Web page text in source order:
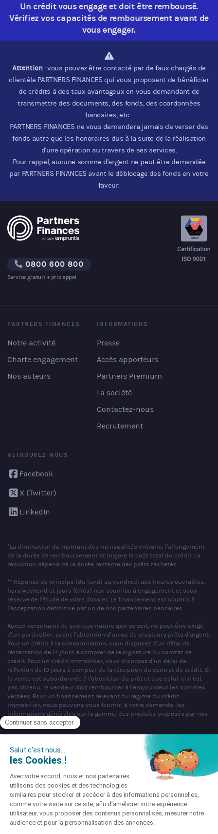
Un crédit vous engage et doit être remboursé.
Vérifiez vos capacités de remboursement avant de
vous engager.
Attention: vous pouvez être contacté par de faux chargés de
clientèle PARTNERS FINANCES qui vous proposent de bénéficier
de crédits à des taux avantageux en vous demandant de
transmettre des documents, des fonds, des coordonnées
bancaires, etc…
PARTNERS FINANCES ne vous demandera jamais de verser des
fonds autre que les honoraires dus à la suite de la réalisation
d'une opération au travers de ses services.
Pour rappel, aucune somme d'argent ne peut être demandée
par PARTNERS FINANCES avant le déblocage des fonds en votre
faveur.
0800 600 800
Service gratuit + prix appel
PARTNERS FINANCES
Notre activité
Charte engagement
Nos auteurs
INFORMATIONS
Presse
Accès apporteurs
Partners Premium
La société
Contactez-nous
Recrutement
RETROUVEZ-NOUS
Facebook
X (Twitter)
LinkedIn
*La diminution du montant des mensualités entraine l'allongement
de la durée de remboursement et majore le coût total du crédit. La
réduction dépend de la durée restante des prêts rachetés.
** Réponse de principe (du lundi au vendredi aux heures ouvrables,
hors weekend et jours fériés) non soumise à engagement et sous
réserve de l'étude de votre dossier. Le financement est soumis à
l'acceptation définitive par un de nos partenaires bancaires.
Aucun versement de quelque nature que ce soit, ne peut être exigé
d'un particulier, avant l'obtention d'un ou de plusieurs prêts d'argent.
Pour un crédit à la consommation, vous disposez d'un délai de
rétractation de 14 jours à compter de la signature du contrat de
crédit. Pour un crédit immobilier, vous disposez d'un délai de
réflexion de 10 jours à compter de la réception du contrat de crédit. Si
la vente est subordonnée à l'obtention du prêt et que celui-ci n'est
pas obtenu, le vendeur doit rembourser à l'emprunteur les sommes
versées. Pour un financement relevant du régime du crédit
immobilier, nous pouvons vous fournir, à votre demande, les
informations générales sur la gamme des produits proposés par nos
partenaires bancaires.
SAS PARTNERS FINANCES au capital de 1 000 000 € - R.C.S. Nancy
n°404 681 496 - siège social : 22 rue de Malzéville, 54000 NANCY -
Mandataire non exclusif en opérations de banques et en services de
paiement & Intermédiaire en assurance, Courtier en opérations de
banque et services de paiement (COBSP), Courtier d'assurance ou de
réassurance (COA), Mandataire d'Intermédiaire d'Assurance (MIA)
immatriculé sous le n°ORIAS 07 036 794 (www.orias.fr).
Société soumise au contrôle de l'Autorité de Contrôle Prudentiel et de
Résolution (ACPR), dont l'adresse est sis 4 Place de Budapest, CS
92459, 75436 Paris Cedex 09 téléphone : 01 49 95 40 00 site :
www.acpr.banque-france.fr.